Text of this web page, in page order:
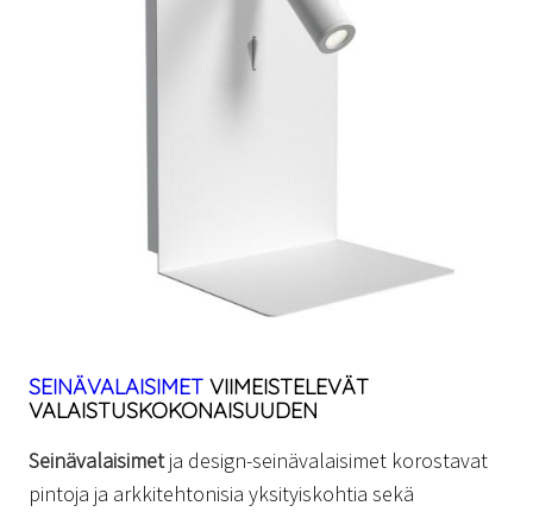
SEINÄVALAISIMET VIIMEISTELEVÄT
VALAISTUSKOKONAISUUDEN
Seinävalaisimetja design-seinävalaisimet korostavat
pintoja ja arkkitehtonisia yksityiskohtia sekä